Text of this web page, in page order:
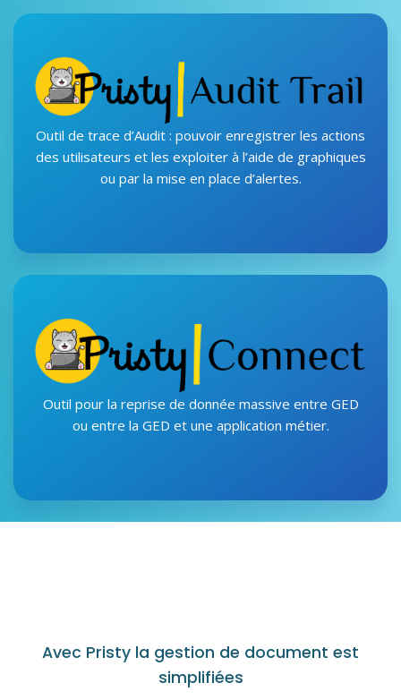
Outil de trace d’Audit : pouvoir enregistrer les actions
des utilisateurs et les exploiter à l’aide de graphiques
ou par la mise en place d’alertes.
Outil pour la reprise de donnée massive entre GED
ou entre la GED et une application métier.
Avec Pristy la gestion de document est
simplifiées